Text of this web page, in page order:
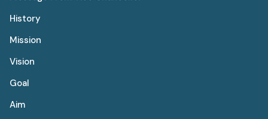
History
Mission
Vision
Goal
Aim